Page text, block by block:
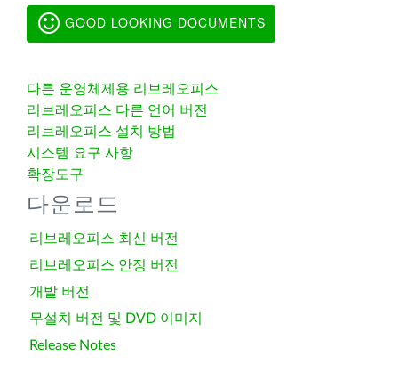
GOOD LOOKING DOCUMENTS
다른 운영체제용 리브레오피스
리브레오피스 다른 언어 버전
리브레오피스 설치 방법
시스템 요구 사항
확장도구
다운로드
리브레오피스 최신 버전
리브레오피스 안정 버전
개발 버전
무설치 버전 및 DVD 이미지
Release Notes